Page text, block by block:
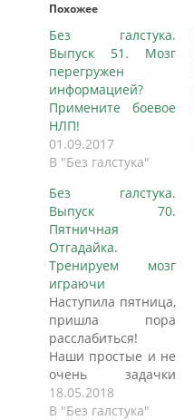
Похожее
Без галстука.
Выпуск 51. Мозг
перегружен
информацией?
Примените боевое
НЛП!
01.09.2017
В "Без галстука"
Без галстука.
Выпуск 70.
Пятничная
Отгадайка.
Тренируем мозг
играючи
Наступила пятница,
пришла пора
расслабиться!
Наши простые и не
очень задачки
поднимут
настроение и
18.05.2018
В "Без галстука"